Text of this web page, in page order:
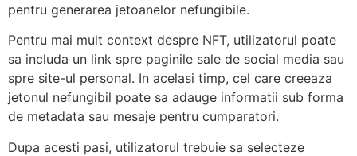
pentru generarea jetoanelor nefungibile.
Pentru mai mult context despre NFT, utilizatorul poate
sa includa un link spre paginile sale de social media sau
spre site-ul personal. In acelasi timp, cel care creeaza
jetonul nefungibil poate sa adauge informatii sub forma
de metadata sau mesaje pentru cumparatori.
Dupa acesti pasi, utilizatorul trebuie sa selecteze